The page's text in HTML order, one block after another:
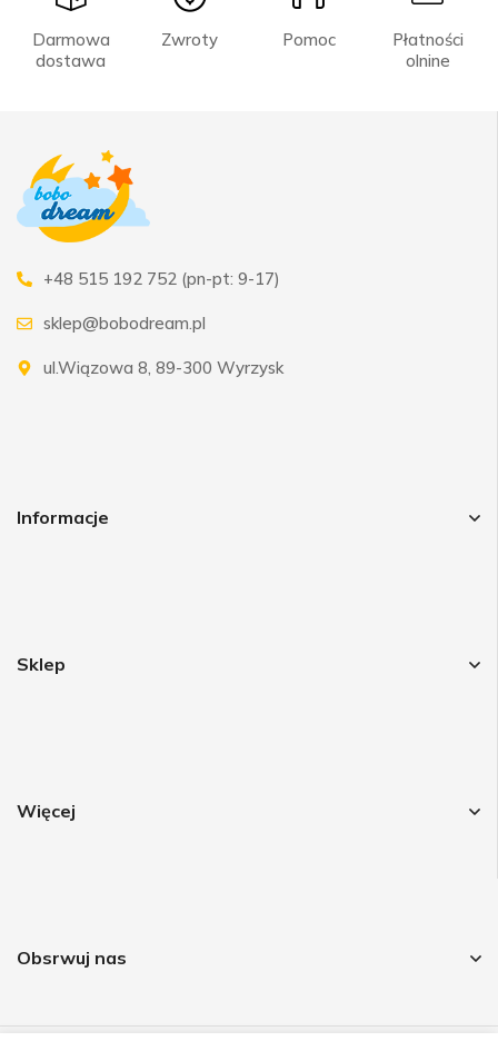
Darmowa
dostawa
Zwroty Pomoc
Płatności
olnine
+48 515 192 752 (pn-pt: 9-17)
sklep@bobodream.pl
ul.Wiązowa 8, 89-300 Wyrzysk
Informacje
Sklep
Więcej
Obsrwuj nas